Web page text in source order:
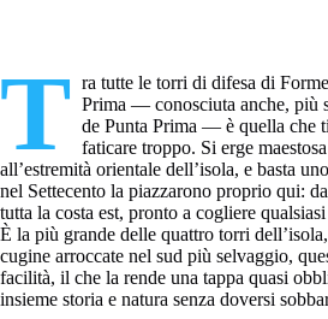
T ra tutte le torri di difesa di
Prima — conosciuta anche, più
de Punta Prima — è quella che
faticare troppo. Si erge
all’estremità orientale dell’isola, e basta
nel Settecento la piazzarono proprio qui:
tutta la costa est, pronto a cogliere
È la più grande delle quattro torri
cugine arroccate nel sud più selvaggio,
facilità, il che la rende una tappa quasi
insieme storia e natura senza doversi